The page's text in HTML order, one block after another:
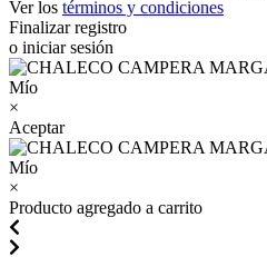
Ver los términos y condiciones
Finalizar registro
o iniciar sesión
×
Aceptar
×
Producto agregado a carrito